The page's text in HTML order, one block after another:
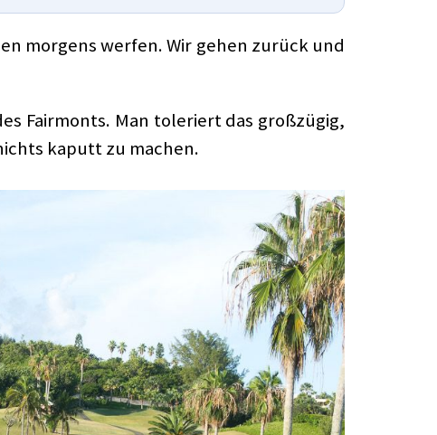
morgens werfen. Wir gehen zurück und
Fairmonts. Man toleriert das großzügig,
kaputt zu machen.